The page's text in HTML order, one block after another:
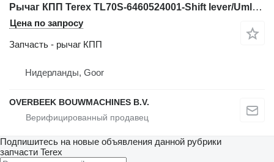
Рычаг КПП Terex TL70S-6460524001-Shift lever/Umlenkhebel/Duwstuk для фронтального погрузчика
Цена по запросу
Запчасть - рычаг КПП
Нидерланды, Goor
OVERBEEK BOUWMACHINES B.V.
Подпишитесь на новые объявления данной рубрики
запчасти Terex